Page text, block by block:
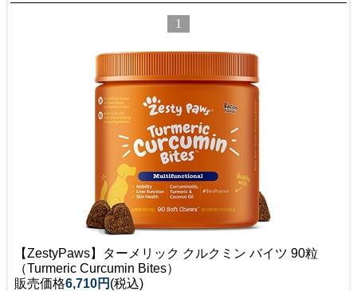
1
【ZestyPaws】ターメリック クルクミン バイツ 90粒
（Turmeric Curcumin Bites）
販売価格6,710円 (税込)